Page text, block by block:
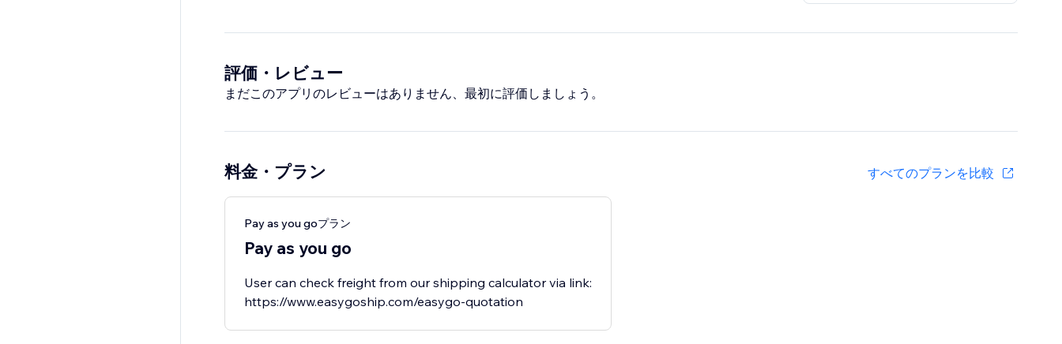
評価・レビュー
まだこのアプリのレビューはありません、最初に評価しましょう。
料金・プラン すべてのプランを比較
Pay as you goプラン
Pay as you go
User can check freight from our shipping calculator via link:
https://www.easygoship.com/easygo-quotation